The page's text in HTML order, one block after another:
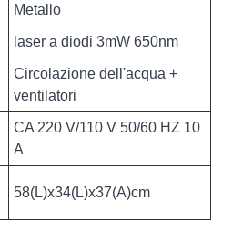
Metallo
laser a diodi 3mW 650nm
Circolazione dell'acqua +
ventilatori
CA 220 V/110 V 50/60 HZ 10
A
58(L)x34(L)x37(A)cm